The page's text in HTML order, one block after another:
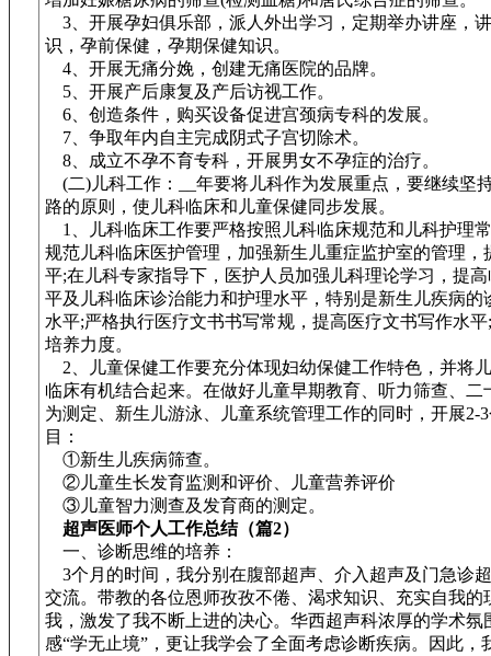
3、开展孕妇俱乐部，派人外出学习，定期举办讲座，
识，孕前保健，孕期保健知识。
4、开展无痛分娩，创建无痛医院的品牌。
5、开展产后康复及产后访视工作。
6、创造条件，购买设备促进宫颈病专科的发展。
7、争取年内自主完成阴式子宫切除术。
8、成立不孕不育专科，开展男女不孕症的治疗。
(二)儿科工作：__年要将儿科作为发展重点，要继续坚
路的原则，使儿科临床和儿童保健同步发展。
1、儿科临床工作要严格按照儿科临床规范和儿科护理
规范儿科临床医护管理，加强新生儿重症监护室的管理，
平;在儿科专家指导下，医护人员加强儿科理论学习，提
平及儿科临床诊治能力和护理水平，特别是新生儿疾病的
水平;严格执行医疗文书书写常规，提高医疗文书写作水
培养力度。
2、儿童保健工作要充分体现妇幼保健工作特色，并将
临床有机结合起来。在做好儿童早期教育、听力筛查、二
为测定、新生儿游泳、儿童系统管理工作的同时，开展2-
目：
①新生儿疾病筛查。
②儿童生长发育监测和评价、儿童营养评价
③儿童智力测查及发育商的测定。
超声医师个人工作总结（篇2）
一、诊断思维的培养：
3个月的时间，我分别在腹部超声、介入超声及门急诊
交流。带教的各位恩师孜孜不倦、渴求知识、充实自我的
我，激发了我不断上进的决心。华西超声科浓厚的学术氛
感“学无止境”，更让我学会了全面考虑诊断疾病。因此，